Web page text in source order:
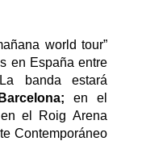
world tour”
en España entre
banda estará
arcelona;en el
el Roig Arena
Contemporáneo